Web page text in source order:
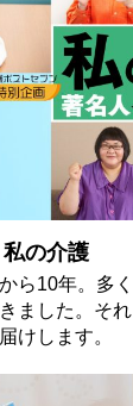
私の介護
ら10年。多
ました。そ
けします。